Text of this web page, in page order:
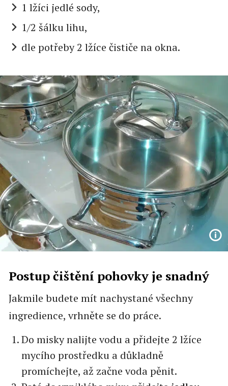
1 lžíci jedlé sody,
1/2 šálku lihu,
dle potřeby 2 lžíce čističe na okna.
Postup čištění pohovky je snadný
Jakmile budete mít nachystané všechny
ingredience, vrhněte se do práce.
Do misky nalijte vodu a přidejte 2 lžíce
mycího prostředku a důkladně
promíchejte, až začne voda pěnit.